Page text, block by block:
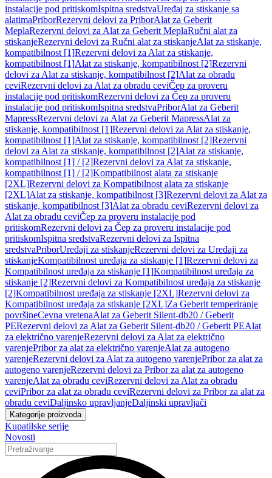
instalacije pod pritiskomIspitna sredstvaUređaj za stiskanje sa
alatimaPriborRezervni delovi za PriborAlat za Geberit
MeplaRezervni delovi za Alat za Geberit MeplaRučni alat za
stiskanjeRezervni delovi za Ručni alat za stiskanjeAlat za stiskanje,
kompatibilnost [1]Rezervni delovi za Alat za stiskanje,
kompatibilnost [1]Alat za stiskanje, kompatibilnost [2]Rezervni
delovi za Alat za stiskanje, kompatibilnost [2]Alat za obradu
ceviRezervni delovi za Alat za obradu ceviČep za proveru
instalacije pod pritiskomRezervni delovi za Čep za proveru
instalacije pod pritiskomIspitna sredstvaPriborAlat za Geberit
MapressRezervni delovi za Alat za Geberit MapressAlat za
stiskanje, kompatibilnost [1]Rezervni delovi za Alat za stiskanje,
kompatibilnost [1]Alat za stiskanje, kompatibilnost [2]Rezervni
delovi za Alat za stiskanje, kompatibilnost [2]Alat za stiskanje,
kompatibilnost [1] / [2]Rezervni delovi za Alat za stiskanje,
kompatibilnost [1] / [2]Kompatibilnost alata za stiskanje
[2XL]Rezervni delovi za Kompatibilnost alata za stiskanje
[2XL]Alat za stiskanje, kompatibilnost [3]Rezervni delovi za Alat za
stiskanje, kompatibilnost [3]Alat za obradu ceviRezervni delovi za
Alat za obradu ceviČep za proveru instalacije pod
pritiskomRezervni delovi za Čep za proveru instalacije pod
pritiskomIspitna sredstvaRezervni delovi za Ispitna
sredstvaPriborUređaji za stiskanjeRezervni delovi za Uređaji za
stiskanjeKompatibilnost uređaja za stiskanje [1]Rezervni delovi za
Kompatibilnost uređaja za stiskanje [1]Kompatibilnost uređaja za
stiskanje [2]Rezervni delovi za Kompatibilnost uređaja za stiskanje
[2]Kompatibilnost uređaja za stiskanje [2XL]Rezervni delovi za
Kompatibilnost uređaja za stiskanje [2XL]Za Geberit temperiranje
površineCevna vretenaAlat za Geberit Silent-db20 / Geberit
PERezervni delovi za Alat za Geberit Silent-db20 / Geberit PEAlat
za električno varenjeRezervni delovi za Alat za električno
varenjePribor za alat za električno varenjeAlat za autogeno
varenjeRezervni delovi za Alat za autogeno varenjePribor za alat za
autogeno varenjeRezervni delovi za Pribor za alat za autogeno
varenjeAlat za obradu ceviRezervni delovi za Alat za obradu
ceviPribor za alat za obradu ceviRezervni delovi za Pribor za alat za
obradu ceviDaljinsko upravljanjeDaljinski upravljači
Kategorije proizvoda
Kupatilske serije
Novosti